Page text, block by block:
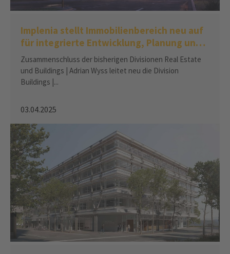
Implenia stellt Immobilienbereich neu auf
für integrierte Entwicklung, Planung und
Ausführung komplexer Neubau- und
Umbauprojekte
Zusammenschluss der bisherigen Divisionen Real Estate
und Buildings | Adrian Wyss leitet neu die Division
Buildings |...
03.04.2025